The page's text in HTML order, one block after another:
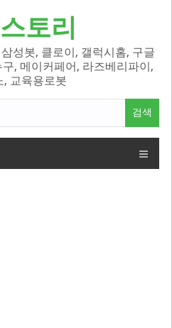
토리
성봇, 클로이, 갤럭시홈, 구글
, 메이커페어, 라즈베리파이,
, 교육용로봇